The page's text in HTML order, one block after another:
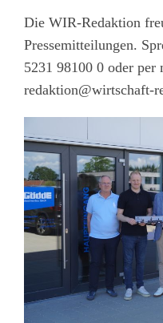
Die WIR-Redaktion
Pressemitteilungen.
5231 98100 0 oder per
redaktion@wirtschaft-